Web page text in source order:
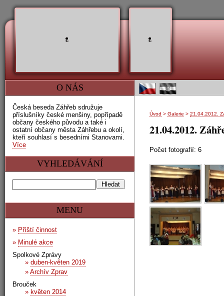
O NÁS
Česká beseda Záhřeb sdružuje
příslušníky české menšiny, popřípadě
občany českého původu a také i
ostatní občany města Záhřebu a okolí,
kteří souhlasí s besedními Stanovami.
Více
VYHLEDÁVÁNÍ
MENU
» Příští činnost
» Minulé akce
Spolkové Zprávy
» duben-květen 2019
» Archív Zprav
Brouček
» květen 2014
Úvod >Galerie >21.04.2012.
21.04.2012.
Počet fotografií: 6